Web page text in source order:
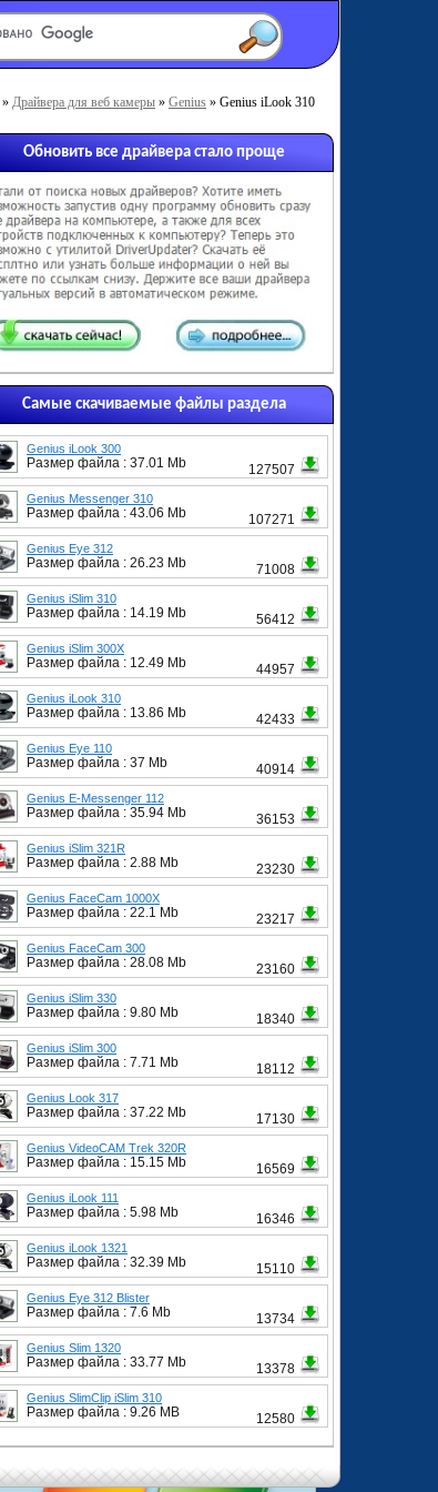
» Драйвера для веб камеры » Genius » Genius iLook 310
Обновить все драйвера стало проще
Самые скачиваемые файлы раздела
Genius iLook 300
Размер файла : 37.01 Mb 127507
Genius Messenger 310
Размер файла : 43.06 Mb 107271
Genius Eye 312
Размер файла : 26.23 Mb 71008
Genius iSlim 310
Размер файла : 14.19 Mb 56412
Genius iSlim 300X
Размер файла : 12.49 Mb 44957
Genius iLook 310
Размер файла : 13.86 Mb 42433
Genius Eye 110
Размер файла : 37 Mb 40914
Genius E-Messenger 112
Размер файла : 35.94 Mb 36153
Genius iSlim 321R
Размер файла : 2.88 Mb 23230
Genius FaceCam 1000X
Размер файла : 22.1 Mb 23217
Genius FaceCam 300
Размер файла : 28.08 Mb 23160
Genius iSlim 330
Размер файла : 9.80 Mb 18340
Genius iSlim 300
Размер файла : 7.71 Mb 18112
Genius Look 317
Размер файла : 37.22 Mb 17130
Genius VideoCAM Trek 320R
Размер файла : 15.15 Mb 16569
Genius iLook 111
Размер файла : 5.98 Mb 16346
Genius iLook 1321
Размер файла : 32.39 Mb 15110
Genius Eye 312 Blister
Размер файла : 7.6 Mb 13734
Genius Slim 1320
Размер файла : 33.77 Mb 13378
Genius SlimClip iSlim 310
Размер файла : 9.26 MB 12580